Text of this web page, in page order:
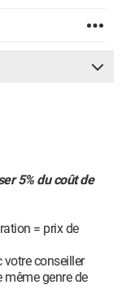
5% du coût de
= prix de
conseiller
même genre de